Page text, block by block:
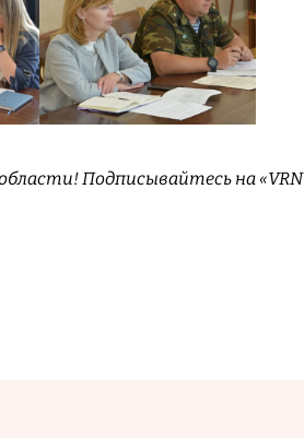
Подписывайтесь на «VRN